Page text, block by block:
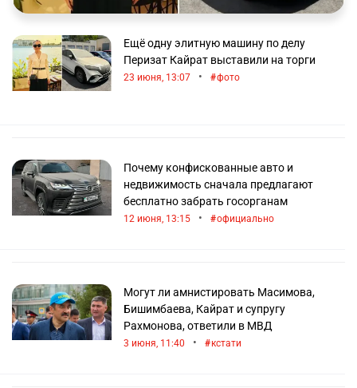
Ещё одну элитную машину по делу
Перизат Кайрат выставили на торги
23 июня, 13:07 • фото
Почему конфискованные авто и
недвижимость сначала предлагают
бесплатно забрать госорганам
12 июня, 13:15 • официально
Могут ли амнистировать Масимова,
Бишимбаева, Кайрат и супругу
Рахмонова, ответили в МВД
3 июня, 11:40 • кстати